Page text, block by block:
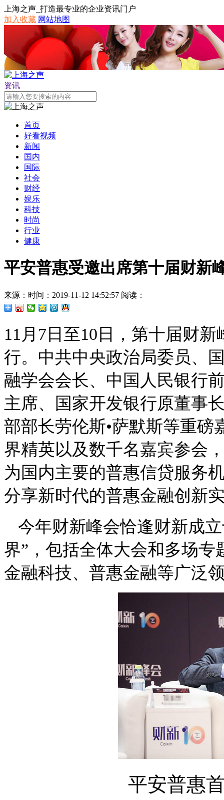
上海之声_打造最专业的企业资讯门户
加入收藏 网站地图
资讯
首页
好看视频
新闻
国内
国际
社会
财经
娱乐
科技
时尚
行业
健康
平安普惠受邀出席第十届财新
来源： 时间：2019-11-12 14:52:57 阅读：
11月7日至10日，第十届财
行。中共中央政治局委员、
融学会会长、中国人民银行
主席、国家开发银行原董事
部部长劳伦斯•萨默斯等重
界精英以及数千名嘉宾参会
为国内主要的普惠信贷服务
分享新时代的普惠金融创新
今年财新峰会恰逢财新成
界”，包括全体大会和多场
金融科技、普惠金融等广泛
平安普惠